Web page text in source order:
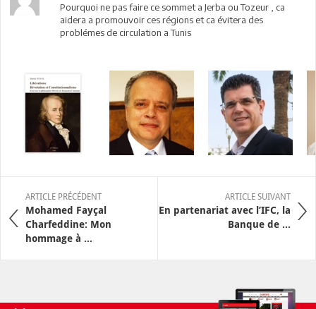
Pourquoi ne pas faire ce sommet a Jerba ou Tozeur , ca
aidera a promouvoir ces régions et ca évitera des
problémes de circulation a Tunis
ARTICLE PRÉCÉDENT
Mohamed Fayçal
Charfeddine: Mon
hommage à ...
ARTICLE SUIVANT
En partenariat avec l’IFC, la
Banque de ...